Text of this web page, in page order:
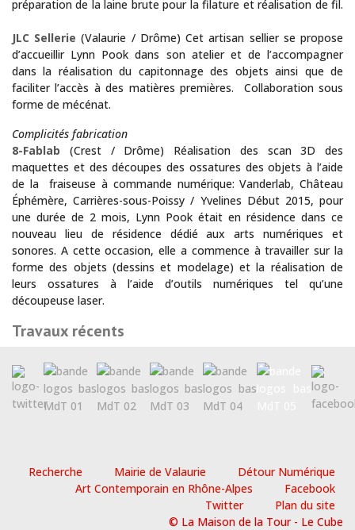
préparation de la laine brute pour la filature et réalisation de fil.
JLC Sellerie (Valaurie / Drôme) Cet artisan sellier se propose
d’accueillir Lynn Pook dans son atelier et de l’accompagner
dans la réalisation du capitonnage des objets ainsi que de
faciliter l’accès à des matières premières. Collaboration sous
forme de mécénat.
Complicités fabrication
8-Fablab (Crest / Drôme) Réalisation des scan 3D des
maquettes et des découpes des ossatures des objets à l’aide
de la fraiseuse à commande numérique: Vanderlab, Château
Éphémère, Carrières-sous-Poissy / Yvelines Début 2015, pour
une durée de 2 mois, Lynn Pook était en résidence dans ce
nouveau lieu de résidence dédié aux arts numériques et
sonores. A cette occasion, elle a commence à travailler sur la
forme des objets (dessins et modelage) et la réalisation de
leurs ossatures à l’aide d’outils numériques tel qu’une
découpeuse laser.
Travaux récents
Recherche Mairie de Valaurie
Détour Numérique
Art Contemporain en Rhône-Alpes
Facebook
Twitter
Plan du site
© La Maison de la Tour - Le Cube